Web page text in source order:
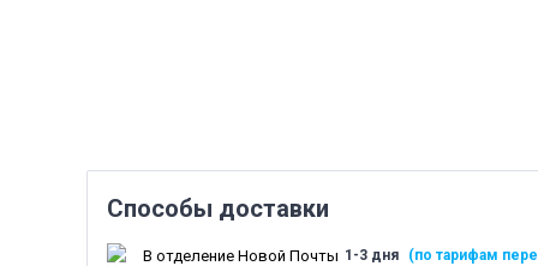
Способы доставки
В отделение Новой Почты 1-3 дня (по тарифам